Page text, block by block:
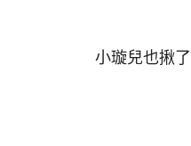
小璇兒也揪